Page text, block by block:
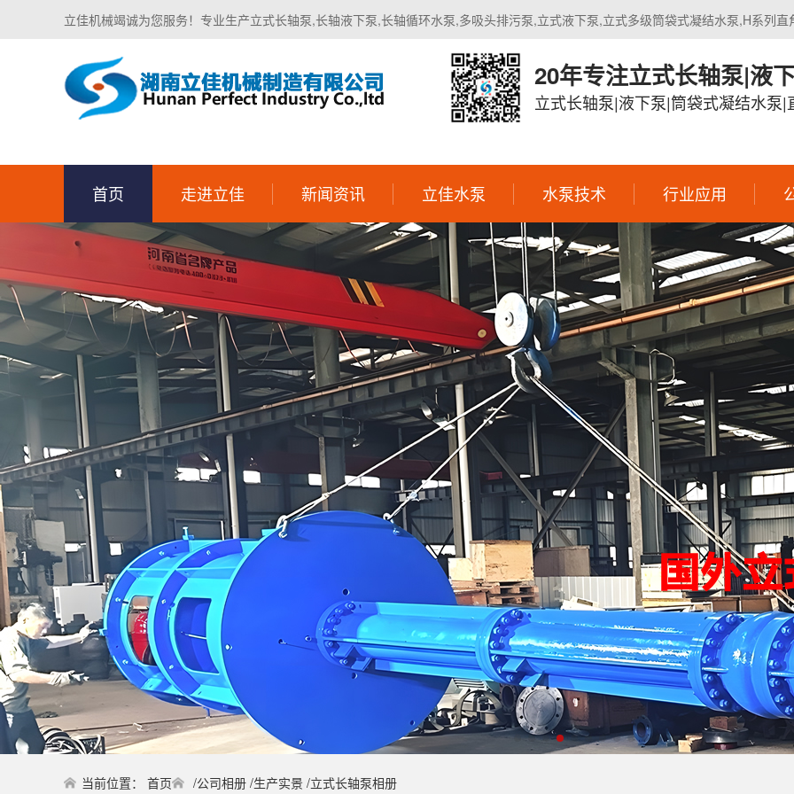
立佳机械竭诚为您服务！专业生产立式长轴泵,长轴液下泵,长轴循环水泵,多吸头排污泵,立式液下泵,立式多级筒袋式凝结水泵,H系列直
20年专注立式长轴泵|液
立式长轴泵|液下泵|筒袋式凝结水泵|
首页 走进立佳 新闻资讯 立佳水泵 水泵技术 行业应用
当前位置： 首页 /公司相册 /生产实景 /立式长轴泵相册